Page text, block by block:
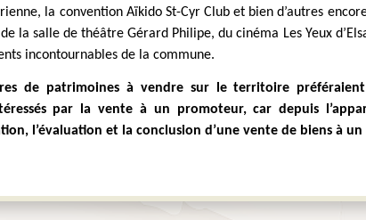
la convention Aïkido St-Cyr Club et bien d’autres
la salle de théâtre Gérard Philipe, du cinéma Les Yeux
incontournables de la commune.
de patrimoines à vendre sur le territoire
par la vente à un promoteur, car depuis
l’évaluation et la conclusion d’une vente de biens à